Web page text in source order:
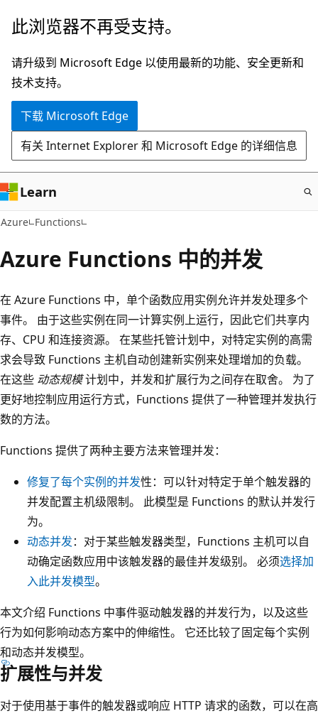
跳
主
要
内
此浏览器不再受支持。
请升级到 Microsoft Edge 以使用最新的功能、安全更新和
技术支持。
下载 Microsoft Edge
有关 Internet Explorer 和 Microsoft Edge 的详细信息
Learn
Azure Functions
Azure Functions 中的并发
在 Azure Functions 中，单个函数应用实例允许并发处理多个
事件。 由于这些实例在同一计算实例上运行，因此它们共享内
存、CPU 和连接资源。 在某些托管计划中，对特定实例的高需
求会导致 Functions 主机自动创建新实例来处理增加的负载。
在这些 动态规模计划中，并发和扩展行为之间存在取舍。 为了
更好地控制应用运行方式，Functions 提供了一种管理并发执行
数的方法。
Functions 提供了两种主要方法来管理并发：
修复了每个实例的并发性：可以针对特定于单个触发器的
并发配置主机级限制。 此模型是 Functions 的默认并发行
为。
动态并发：对于某些触发器类型，Functions 主机可以自
动确定函数应用中该触发器的最佳并发级别。 必须选择加
入此并发模型。
本文介绍 Functions 中事件驱动触发器的并发行为，以及这些
行为如何影响动态方案中的伸缩性。 它还比较了固定每个实例
和动态并发模型。
扩展性与并发
对于使用基于事件的触发器或响应 HTTP 请求的函数，可以在高